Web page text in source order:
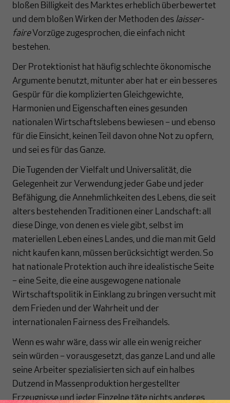
bloßen Billigkeit des Marktes erheblich überbewertet
und dem bloßen Wirken der Methoden des laisser-
faireVorzüge zugesprochen, die einfach nicht
bestehen.
Der Protektionist hat häufig schlechte ökonomische
Argumente benutzt, mitunter aber hat er ein besseres
Gespür für die komplizierten Gleichgewichte,
Harmonien und Eigenschaften eines gesunden
nationalen Wirtschaftslebens bewiesen – und ebenso
für die Einsicht, keinen Teil davon ohne Not zu opfern,
und sei es für das Ganze.
Die Tugenden der Vielfalt und Universalität, die
Gelegenheit zur Verwendung jeder Gabe und jeder
Befähigung, die Annehmlichkeiten des Lebens, die seit
alters bestehenden Traditionen einer Landschaft: all
diese Dinge, von denen es viele gibt, selbst im
materiellen Leben eines Landes, und die man mit Geld
nicht kaufen kann, müssen berücksichtigt werden. So
hat nationale Protektion auch ihre idealistische Seite
– eine Seite, die eine ausgewogene nationale
Wirtschaftspolitik in Einklang zu bringen versucht mit
dem Frieden und der Wahrheit und der
internationalen Fairness des Freihandels.
Wenn es wahr wäre, dass wir alle ein wenig reicher
sein würden – vorausgesetzt, das ganze Land und alle
seine Arbeiter spezialisierten sich auf ein halbes
Dutzend in Massenproduktion hergestellter
Erzeugnisse und jeder Einzelne täte nichts anderes